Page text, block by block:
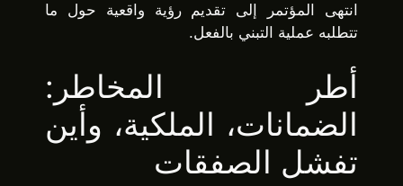
انتهى المؤتمر إلى تقديم رؤية واقعية حول ما
تتطلبه عملية التبني بالفعل.
أطر المخاطر:
الضمانات، الملكية، وأين
تفشل الصفقات